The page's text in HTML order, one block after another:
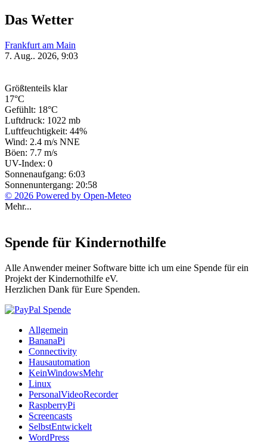
Das Wetter
Frankfurt am Main
7. Aug.. 2026, 9:03
Größtenteils klar
17°C
Gefühlt: 18°C
Luftdruck: 1022 mb
Luftfeuchtigkeit: 44%
Wind: 2.4 m/s NNE
Böen: 7.7 m/s
UV-Index: 0
Sonnenaufgang: 6:03
Sonnenuntergang: 20:58
© 2026 Powered by Open-Meteo
Mehr...
Spende für Kindernothilfe
Alle Anwender meiner Software bitte ich um eine Spende für ein
Projekt der Kindernothilfe eV.
Herzlichen Dank für Eure Spenden.
Allgemein
BananaPi
Connectivity
Hausautomation
KeinWindowsMehr
Linux
PersonalVideoRecorder
RaspberryPi
Screencasts
SelbstEntwickelt
WordPress